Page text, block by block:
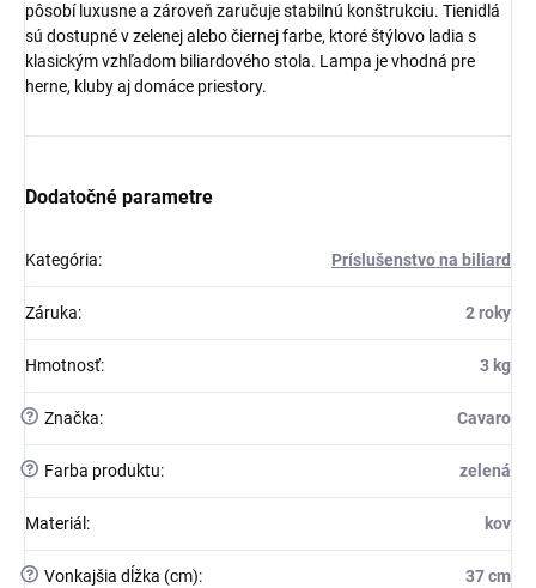
pôsobí luxusne a zároveň zaručuje stabilnú konštrukciu. Tienidlá
sú dostupné v zelenej alebo čiernej farbe, ktoré štýlovo ladia s
klasickým vzhľadom biliardového stola. Lampa je vhodná pre
herne, kluby aj domáce priestory.
Dodatočné parametre
Kategória: Príslušenstvo na biliard
Záruka: 2 roky
Hmotnosť: 3 kg
? Značka: Cavaro
? Farba produktu: zelená
Materiál : kov
? Vonkajšia dĺžka (cm): 37 cm